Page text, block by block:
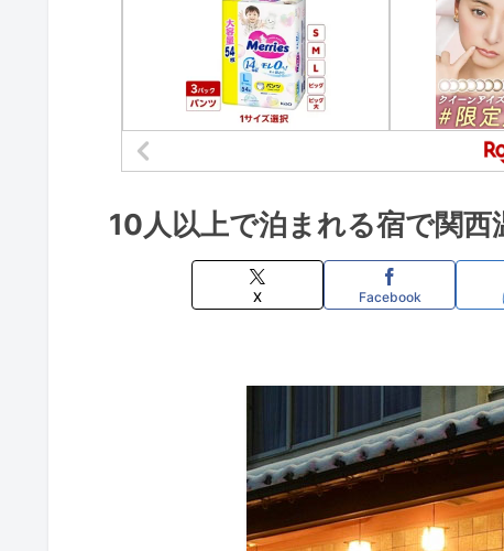
10人以上で泊まれる宿で関
X Facebook